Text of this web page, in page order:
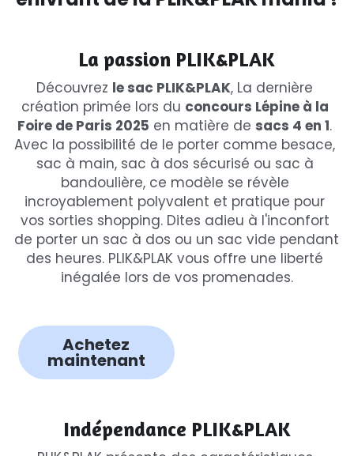
La passion PLIK&PLAK
Découvrez le sac PLIK&PLAK, La dernière
création primée lors du concours Lépine à la
Foire de Paris 2025 en matière de sacs 4 en 1.
Avec la possibilité de le porter comme besace,
sac à main, sac à dos sécurisé ou sac à
bandoulière, ce modèle se révèle
incroyablement polyvalent et pratique pour
vos sorties shopping. Dites adieu à l'inconfort
de porter un sac à dos ou un sac vide pendant
des heures. PLIK&PLAK vous offre une liberté
inégalée lors de vos promenades.
Achetez
maintenant
Indépendance PLIK&PLAK